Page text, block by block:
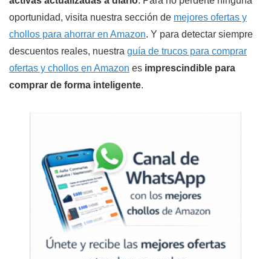
oportunidad, visita nuestra sección de mejores ofertas y
chollos para ahorrar en Amazon. Y para detectar siempre
descuentos reales, nuestra guía de trucos para comprar
ofertas y chollos en Amazon es imprescindible para
comprar de forma inteligente.